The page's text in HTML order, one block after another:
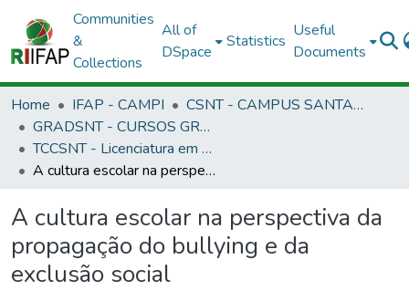
Communities
&
Collections
All of
DSpace
Statistics
Useful
Documents
Home IFAP - CAMPI
CSNT - CAMPUS SANTANA
GRADSNT - CURSOS GRADUAÇÃO - CAMPUS SANTANA
TCCSNT - Licenciatura em Pedagogia - EAD
A cultura escolar na perspectiva da propagação do bullying e da exclusão social
A cultura escolar na perspectiva da
propagação do bullying e da
exclusão social